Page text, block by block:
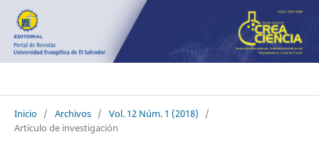
Inicio / Archivos / Vol. 12 Núm. 1 (2018)
/
Artículo de investigación